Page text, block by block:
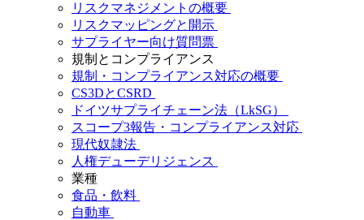
リスクマネジメントの概要
リスクマッピングと開示
サプライヤー向け質問票
規制とコンプライアンス
規制・コンプライアンス対応の概要
CS3DとCSRD
ドイツサプライチェーン法（LkSG）
スコープ3報告・コンプライアンス対応
現代奴隷法
人権デューデリジェンス
業種
食品・飲料
自動車